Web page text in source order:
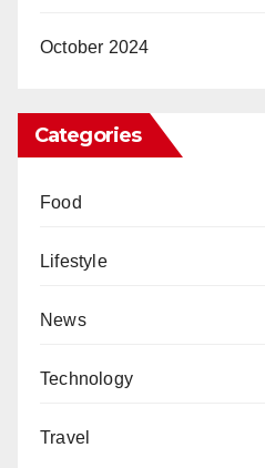
October 2024
Categories
Food
Lifestyle
News
Technology
Travel